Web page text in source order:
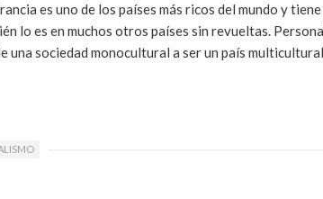
es uno de los países más ricos del mundo y
lo es en muchos otros países sin revueltas.
sociedad monocultural a ser un país